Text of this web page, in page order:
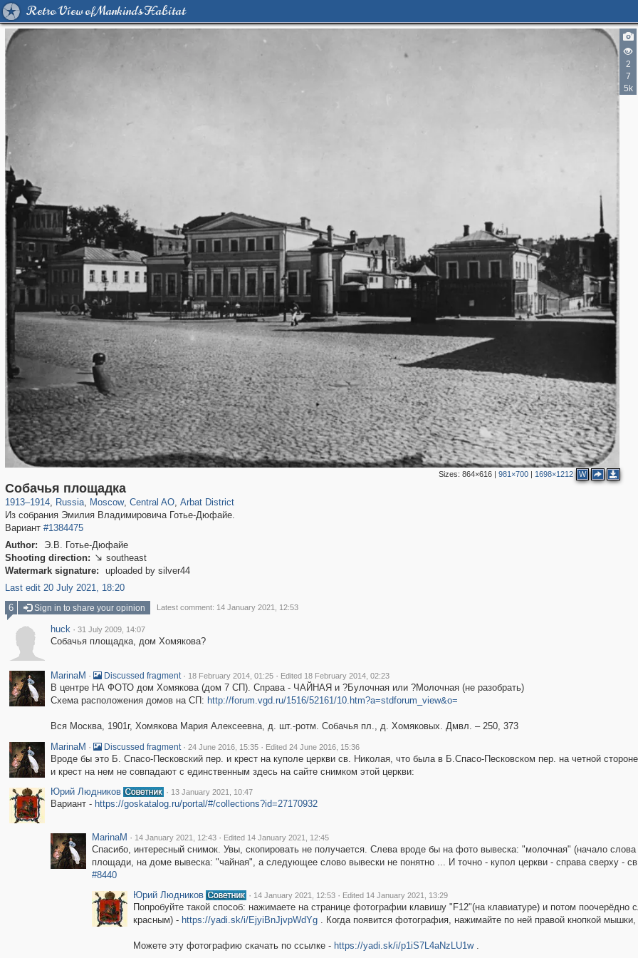
Retro View of Mankind's Habitat
2
7
5k
Sizes: 864×616| 981×700| 1698×1212 W
Собачья площадка
1913–1914, Russia
1,406,255
, Moscow
319,780 8,286
, Central AO
159,978
, Arbat District
Из собрания Эмилия Владимировича Готье-Дюфайе.
Вариант #1384475
Author:
Э.В. Готье-Дюфайе
Shooting direction:  southeast
Watermark signature:
uploaded by silver44
Last edit 20 July 2021, 18:20
6
2
6
Sign in to share your opinion Latest comment: 14 January 2021, 12:53
huck · 31 July 2009, 14:07
Собачья площадка, дом Хомякова?
MarinaM · Discussed fragment · 18 February 2014, 01:25 · Edited 18 February 2014, 02:23
В центре НА ФОТО дом Хомякова (дом 7 СП). Справа - ЧАЙНАЯ и ?Булочная или ?Молочная (не разобрать)
Схема расположения домов на СП: http://forum.vgd.ru/1516/52161/10.htm?a=stdforum_view&o=
Вся Москва, 1901г, Хомякова Мария Алексеевна, д. шт.-ротм. Собачья пл., д. Хомяковых. Дмвл. – 250, 373
MarinaM · Discussed fragment · 24 June 2016, 15:35 · Edited 24 June 2016, 15:36
Вроде бы это Б. Спасо-Песковский пер. и крест на куполе церкви св. Николая, что была в Б.Спасо-Песковском пер. на четной
и крест на нем не совпадают с единственным здесь на сайте снимком этой церкви:
Юрий Людников
· 13 January 2021, 10:47
Вариант - https://goskatalog.ru/portal/#/collections?id=27170932
MarinaM · 14 January 2021, 12:43 · Edited 14 January 2021, 12:45
Спасибо, интересный снимок. Увы, скопировать не получается. Слева вроде бы на фото вывеска: "молочная" (начало
площади, на доме вывеска: "чайная", а следующее слово вывески не понятно ... И точно - купол церкви - справа сверху -
#8440
Юрий Людников
· 14 January 2021, 12:53 · Edited 14 January 2021, 13:29
Попробуйте такой способ: нажимаете на странице фотографии клавишу "F12"(на клавиатуре) и потом
красным) - https://yadi.sk/i/EjyiBnJjvpWdYg. Когда появится фотография, нажимайте по ней правой кнопкой
Можете эту фотографию скачать по ссылке - https://yadi.sk/i/p1iS7L4aNzLU1w.